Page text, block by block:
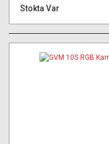
Stokta Var